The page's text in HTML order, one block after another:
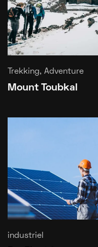
Trekking, Adventure
Mount Toubkal
industriel